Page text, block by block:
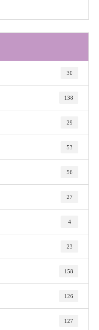
30
138
29
53
56
27
4
23
158
126
127